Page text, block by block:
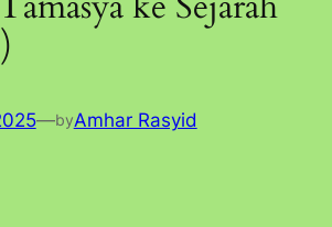
—byAmhar Rasyid